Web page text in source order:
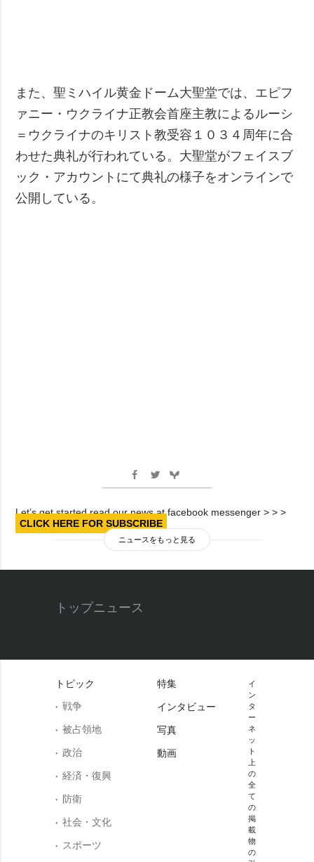
また、聖ミハイル黄金ドーム大聖堂では、エピフ
ァニー・ウクライナ正教会首座主教によるルーシ
＝ウクライナのキリスト教受容１０３４周年に合
わせた典礼が行われている。大聖堂がフェイスブ
ック・アカウントにて典礼の様子をオンラインで
公開している。
Let’s get started read our news at facebook messenger > > >
CLICK HERE FOR SUBSCRIBE
ニュースをもっと見る
トップニュース
トピック
戦争
被占領地
政治
経済・復興
防衛
社会・文化
スポーツ
特集
インタビュー
写真
動画
イ
ン
タ
ー
ネ
ッ
ト
上
の
全
て
の
掲
載
物
の